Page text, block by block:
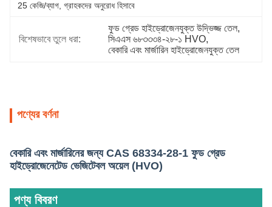
25 কেজি/ব্যাগ, গ্রাহকদের অনুরোধ হিসাবে
বিশেষভাবে তুলে ধরা:
ফুড গ্রেড হাইড্রোজেনযুক্ত উদ্ভিজ্জ তেল,
সিএএস ৬৮৩৩৩৪-২৮-১ HVO,
বেকারি এবং মার্জারিন হাইড্রোজেনযুক্ত তেল
পণ্যের বর্ণনা
বেকারি এবং মার্জারিনের জন্য CAS 68334-28-1 ফুড গ্রেড
হাইড্রোজেনেটেড ভেজিটেবল অয়েল (HVO)
পণ্য বিবরণ